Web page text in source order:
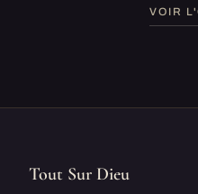
VOIR
Tout Sur Dieu